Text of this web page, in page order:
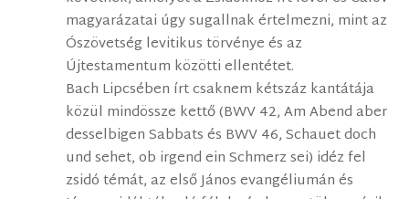
magyarázatai úgy sugallnak értelmezni, mint az
Ószövetség levitikus törvénye és az
Újtestamentum közötti ellentétet.
Bach Lipcsében írt csaknem kétszáz kantátája
közül mindössze kettő (BWV 42, Am Abend aber
desselbigen Sabbats és BWV 46, Schauet doch
und sehet, ob irgend ein Schmerz sei) idéz fel
zsidó témát, az első János evangéliumán és